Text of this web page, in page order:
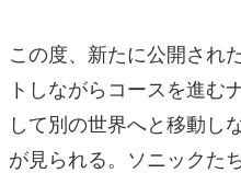
この度、新たに公開され
トしながらコースを進む
して別の世界へと移動し
が見られる。ソニックた